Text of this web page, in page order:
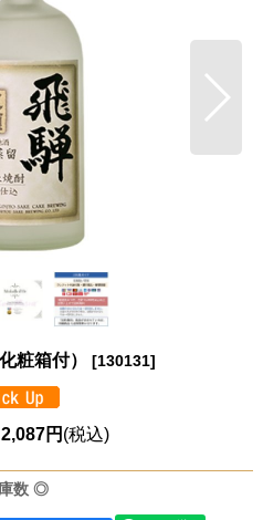
粧箱付） [130131]
2,087円 (税込)
数 ◎